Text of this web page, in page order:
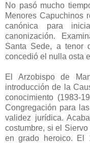
No pasó mucho
Menores Capuchinos
canónica para
canonización.
Santa Sede, a tenor
concedió el nulla osta
El Arzobispo de
introducción de la
conocimiento (1983-
Congregación para
validez jurídica.
costumbre, si el
en grado heroico. El